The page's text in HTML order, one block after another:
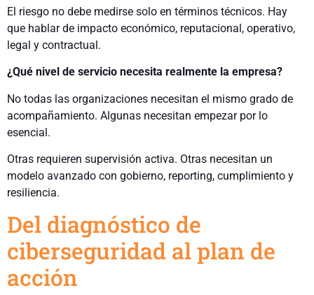
El riesgo no debe medirse solo en términos técnicos. Hay
que hablar de impacto económico, reputacional, operativo,
legal y contractual.
¿Qué nivel de servicio necesita realmente la empresa?
No todas las organizaciones necesitan el mismo grado de
acompañamiento. Algunas necesitan empezar por lo
esencial.
Otras requieren supervisión activa. Otras necesitan un
modelo avanzado con gobierno, reporting, cumplimiento y
resiliencia.
Del diagnóstico de
ciberseguridad al plan de
acción